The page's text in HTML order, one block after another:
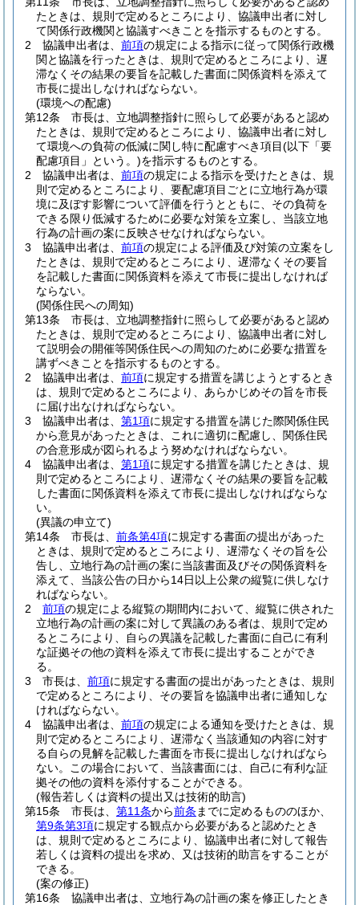
たときは、規則で定めるところにより、協議申出者に対し
て関係行政機関と協議すべきことを指示するものとする。
2
協議申出者は、 前項の規定による指示に従って関係行政機
関と協議を行ったときは、規則で定めるところにより、遅
滞なくその結果の要旨を記載した書面に関係資料を添えて
市長に提出しなければならない。
(環境への配慮)
第12条
市長は、立地調整指針に照らして必要があると認め
たときは、規則で定めるところにより、協議申出者に対し
て環境への負荷の低減に関し特に配慮すべき項目(以下「要
配慮項目」という。)を指示するものとする。
2
協議申出者は、 前項の規定による指示を受けたときは、規
則で定めるところにより、要配慮項目ごとに立地行為が環
境に及ぼす影響について評価を行うとともに、その負荷を
できる限り低減するために必要な対策を立案し、当該立地
行為の計画の案に反映させなければならない。
3
協議申出者は、 前項の規定による評価及び対策の立案をし
たときは、規則で定めるところにより、遅滞なくその要旨
を記載した書面に関係資料を添えて市長に提出しなければ
ならない。
(関係住民への周知)
第13条
市長は、立地調整指針に照らして必要があると認め
たときは、規則で定めるところにより、協議申出者に対し
て説明会の開催等関係住民への周知のために必要な措置を
講ずべきことを指示するものとする。
2
協議申出者は、 前項に規定する措置を講じようとするとき
は、規則で定めるところにより、あらかじめその旨を市長
に届け出なければならない。
3
協議申出者は、 第1項に規定する措置を講じた際関係住民
から意見があったときは、これに適切に配慮し、関係住民
の合意形成が図られるよう努めなければならない。
4
協議申出者は、 第1項に規定する措置を講じたときは、規
則で定めるところにより、遅滞なくその結果の要旨を記載
した書面に関係資料を添えて市長に提出しなければならな
い。
(異議の申立て)
第14条
市長は、 前条第4項に規定する書面の提出があった
ときは、規則で定めるところにより、遅滞なくその旨を公
告し、立地行為の計画の案に当該書面及びその関係資料を
添えて、当該公告の日から14日以上公衆の縦覧に供しなけ
ればならない。
2
前項の規定による縦覧の期間内において、縦覧に供された
立地行為の計画の案に対して異議のある者は、規則で定め
るところにより、自らの異議を記載した書面に自己に有利
な証拠その他の資料を添えて市長に提出することができ
る。
3
市長は、 前項に規定する書面の提出があったときは、規則
で定めるところにより、その要旨を協議申出者に通知しな
ければならない。
4
協議申出者は、 前項の規定による通知を受けたときは、規
則で定めるところにより、遅滞なく当該通知の内容に対す
る自らの見解を記載した書面を市長に提出しなければなら
ない。
この場合において、当該書面には、自己に有利な証
拠その他の資料を添付することができる。
(報告若しくは資料の提出又は技術的助言)
第15条
市長は、 第11条から前条 までに定めるもののほか、
第9条第3項に規定する観点から必要があると認めたとき
は、規則で定めるところにより、協議申出者に対して報告
若しくは資料の提出を求め、又は技術的助言をすることが
できる。
(案の修正)
第16条
協議申出者は、立地行為の計画の案を修正したとき